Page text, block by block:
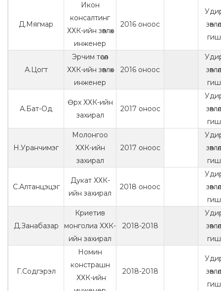
Д.Мягмар
Икон
консалтинг
ХХК-ийн зөвлөх
инженер
2016 оноос
А.Цогт
Эрчим төсөл
ХХК-ийн зөвлөх
инженер
2016 оноос
А.Бат-Од
Өрх ХХК-ийн
захирал
2017 оноос
Н.Уранчимэг
Молонгоо
ХХК-ийн
захирал
2017 оноос
С.Алтанцэцэг
Дукат ХХК-
ийн захирал
2018 оноос
Д.Занабазар
Криетив
монголиа ХХК-
ийн захирал
2018-2018
Г.Содгэрэл
Номин
констрашн
ХХК-ийн
2018-2018